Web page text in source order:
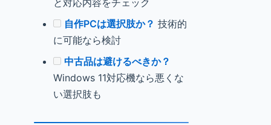
と対応内容をチェック
自作PCは選択肢か？ 技術的
に可能なら検討
中古品は避けるべきか？
Windows 11対応機なら悪くな
い選択肢も